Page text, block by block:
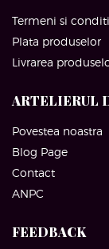
Termeni si
Plata produselor
Livrarea
ARTELIERUL
Povestea noastra
Blog Page
Contact
ANPC
FEEDBACK